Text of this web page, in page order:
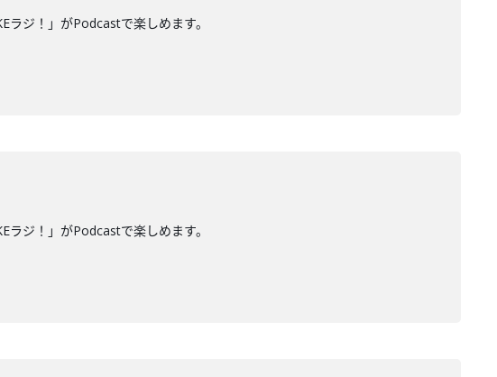
ジ！」がPodcastで楽しめます。
ジ！」がPodcastで楽しめます。